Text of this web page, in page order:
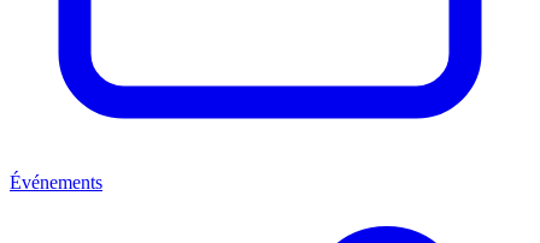
Événements